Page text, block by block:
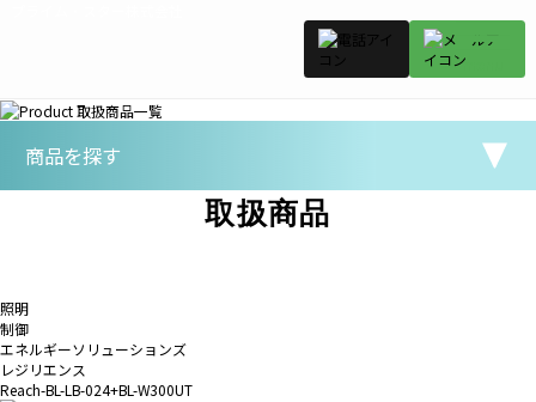
商品を探す
取扱商品
照明
制御
エネルギーソリューションズ
レジリエンス
Reach-BL-LB-024+BL-W300UT